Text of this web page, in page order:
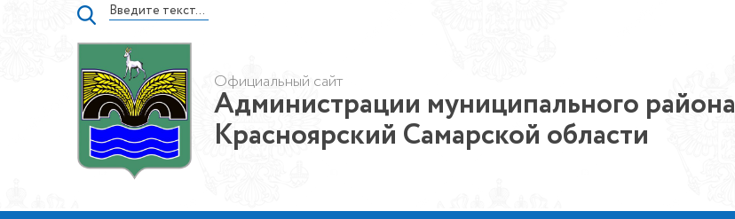
Официальный сайт
Администрации муниципального района
Красноярский Самарской области